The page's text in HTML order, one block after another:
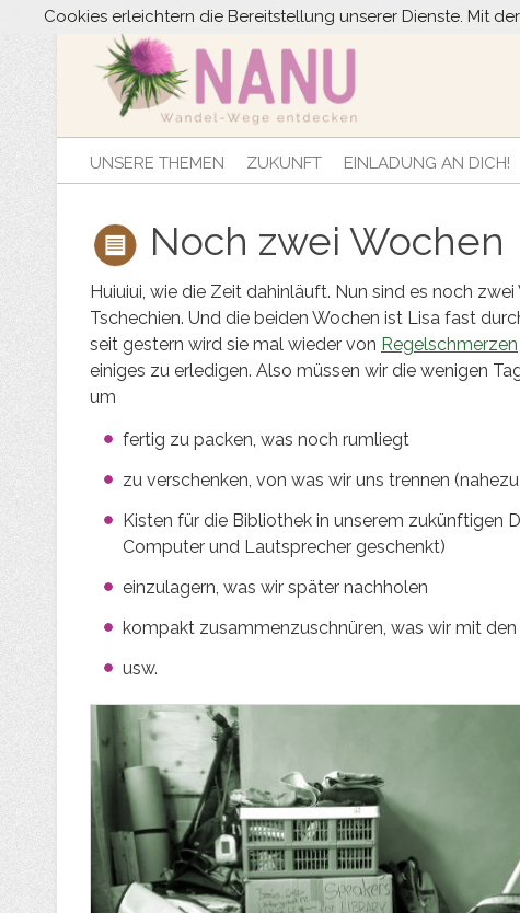
UNSERE THEMEN ZUKUNFT EINLADUNG AN DICH!
Noch zwei Wochen
Huiuiui, wie die Zeit dahinläuft. Nun sind es noch
Tschechien. Und die beiden Wochen ist Lisa fast
seit gestern wird sie mal wieder von Regelschmerzen
einiges zu erledigen. Also müssen wir die wenigen
um
fertig zu packen, was noch rumliegt
zu verschenken, von was wir uns trennen
Kisten für die Bibliothek in unserem zukünftigen
Computer und Lautsprecher geschenkt)
einzulagern, was wir später nachholen
kompakt zusammenzuschnüren, was wir mit
usw.
Cookies erleichtern die Bereitstellung unserer Dienste. Mit